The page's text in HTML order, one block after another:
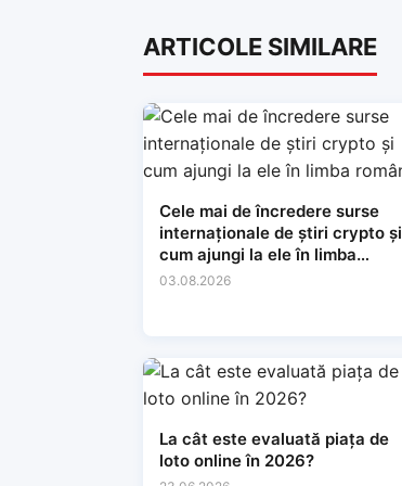
ARTICOLE SIMILARE
Cele mai de încredere surse
internaționale de știri crypto și
cum ajungi la ele în limba
română
03.08.2026
La cât este evaluată piața de
loto online în 2026?